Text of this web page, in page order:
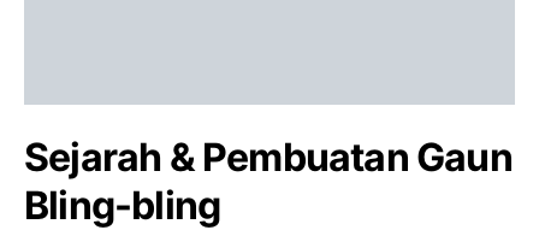
Sejarah & Pembuatan Gaun
Bling-bling